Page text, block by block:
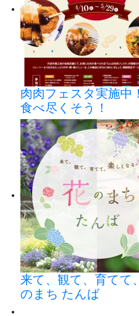
肉肉フェスタ実施中
食べ尽くそう！
来て、観て、育てて
のまち たんば